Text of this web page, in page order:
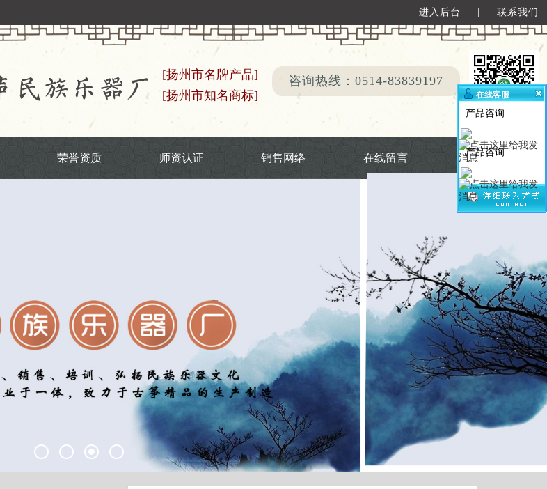
进入后台 联系我们
[扬州市名牌产品]
[扬州市知名商标]
咨询热线：0514-83839197
荣誉资质 师资认证 销售网络 在线留言 联系我们
在线客服
产品咨询
产品咨询